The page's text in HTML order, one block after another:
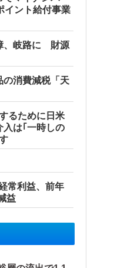
イント給付事業
、岐路に 財源
の消費減税「天
るために日米
入は｢一時しの
常利益、前年
益